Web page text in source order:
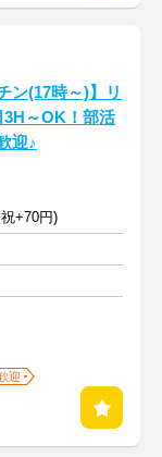
ン(17時～)】リ
～OK！部活
迎♪
+70円)
迎